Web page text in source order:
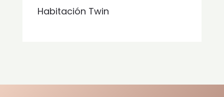
Habitación Twin